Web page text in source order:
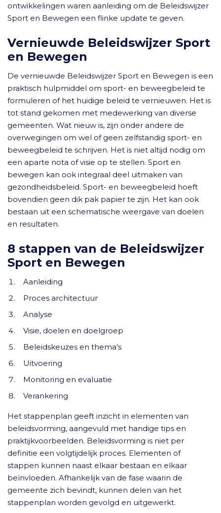
ontwikkelingen waren aanleiding om de Beleidswijzer
Sport en Bewegen een flinke update te geven.
Vernieuwde Beleidswijzer Sport
en Bewegen
De vernieuwde Beleidswijzer Sport en Bewegen is een
praktisch hulpmiddel om sport- en beweegbeleid te
formuleren of het huidige beleid te vernieuwen. Het is
tot stand gekomen met medewerking van diverse
gemeenten. Wat nieuw is, zijn onder andere de
overwegingen om wel of geen zelfstandig sport- en
beweegbeleid te schrijven. Het is niet altijd nodig om
een aparte nota of visie op te stellen. Sport en
bewegen kan ook integraal deel uitmaken van
gezondheidsbeleid. Sport- en beweegbeleid hoeft
bovendien geen dik pak papier te zijn. Het kan ook
bestaan uit een schematische weergave van doelen
en resultaten.
8 stappen van de Beleidswijzer
Sport en Bewegen
Aanleiding
Proces architectuur
Analyse
Visie, doelen en doelgroep
Beleidskeuzes en thema’s
Uitvoering
Monitoring en evaluatie
Verankering
Het stappenplan geeft inzicht in elementen van
beleidsvorming, aangevuld met handige tips en
praktijkvoorbeelden. Beleidsvorming is niet per
definitie een volgtijdelijk proces. Elementen of
stappen kunnen naast elkaar bestaan en elkaar
beïnvloeden. Afhankelijk van de fase waarin de
gemeente zich bevindt, kunnen delen van het
stappenplan worden gevolgd en uitgewerkt.